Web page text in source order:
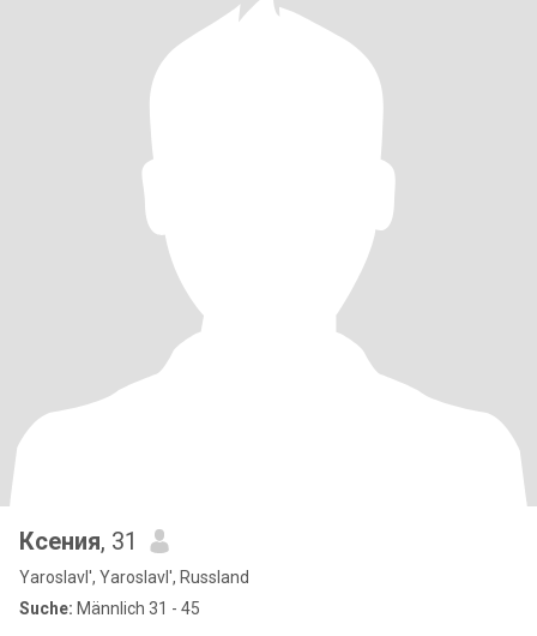
Ксения, 31
Yaroslavl', Yaroslavl', Russland
Suche: Männlich 31 - 45